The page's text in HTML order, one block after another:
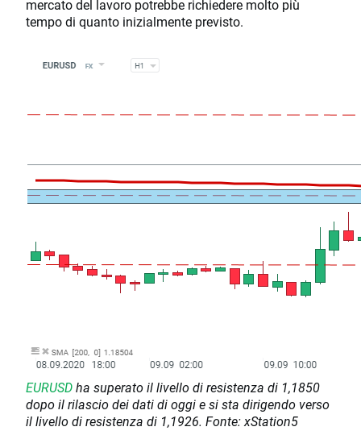
mercato del lavoro potrebbe richiedere molto più
tempo di quanto inizialmente previsto.
EURUSDha superato il livello di resistenza di 1,1850
dopo il rilascio dei dati di oggi e si sta dirigendo verso
il livello di resistenza di 1,1926. Fonte: xStation5